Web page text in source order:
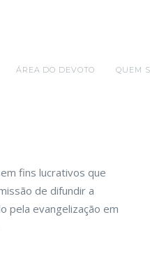
ÁREA DO DEVOTO QUEM
fins lucrativos que
de difundir a
pela evangelização em